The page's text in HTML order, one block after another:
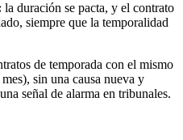
la duración se pacta, y el contrato
siempre que la temporalidad
de temporada con el mismo
sin una causa nueva y
señal de alarma en tribunales.